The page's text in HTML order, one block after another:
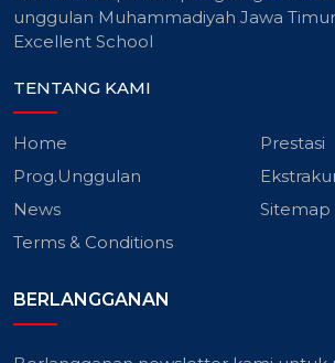
unggulan Muhammadiyah Jawa
Excellent School
TENTANG KAMI
Home
Prestasi
Prog.Unggulan
News
Sitemap
Terms & Conditions
BERLANGGANAN